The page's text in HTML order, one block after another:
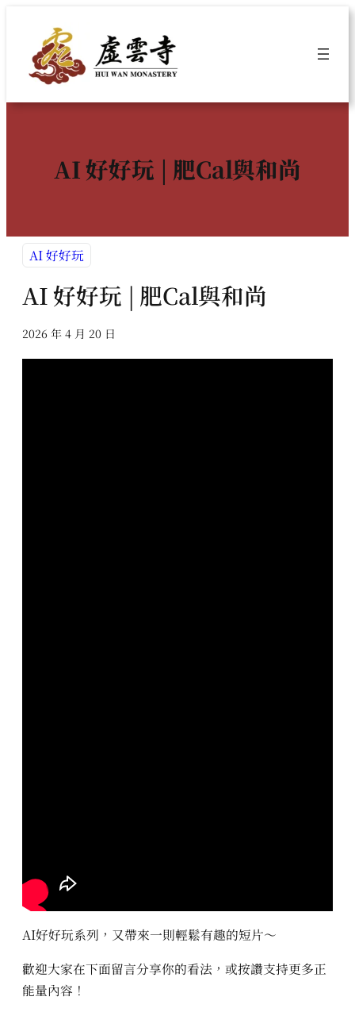
內
AI 好好玩 | 肥Cal與和尚
AI 好好玩
AI 好好玩 | 肥Cal與和尚
2026 年 4 月 20 日
AI好好玩系列，又帶來一則輕鬆有趣的短片～
歡迎大家在下面留言分享你的看法，或按讚支持更多正
能量內容！